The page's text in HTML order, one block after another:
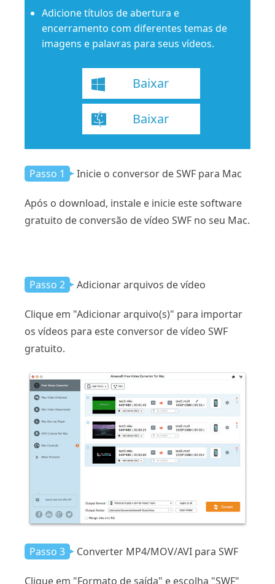
Adicione títulos de abertura e
encerramento com diferentes temas de
imagens e palavras para seus vídeos.
Baixar
Baixar
Passo 1 Inicie o conversor de SWF para Mac
Após o download, instale e inicie este software
gratuito de conversão de vídeo SWF no seu Mac.
Passo 2 Adicionar arquivos de vídeo
Clique em "Adicionar arquivo(s)" para importar
os vídeos para este conversor de vídeo SWF
gratuito.
Passo 3 Converter MP4/MOV/AVI para SWF
Clique em "Formato de saída" e escolha "SWF"